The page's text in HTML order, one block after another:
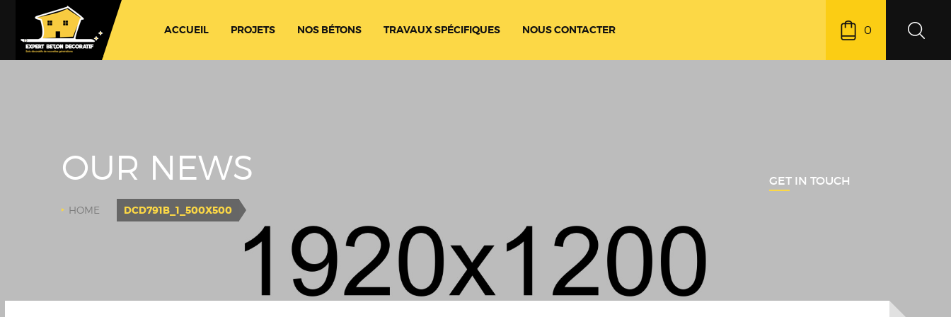
ACCUEIL PROJETS NOS BÉTONS TRAVAUX SPÉCIFIQUES NOUS CONTACTER 0
OUR NEWS
HOME DCD791B_1_500X500
GET IN TOUCH